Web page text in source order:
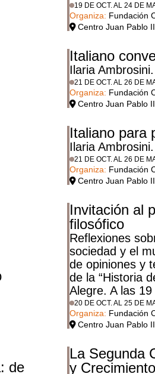
de
19 DE OCT. AL 24 DE
Organiza: Fundación
Centro Juan Pablo II
Italiano
Ilaria
21 DE OCT. AL 26 DE
Organiza: Fundación
Centro Juan Pablo II
Italiano para
Ilaria
21 DE OCT. AL 26 DE
Organiza: Fundación
Centro Juan Pablo II
Invitación al
filosófico
Reflexiones
sociedad y el
de opiniones y
de la “Historia
Alegre. A las 19
20 DE OCT. AL 25 DE
Organiza: Fundación
Centro Juan Pablo II
La Segunda
y